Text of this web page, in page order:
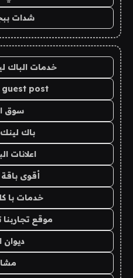
شدات
خدمات الباك
guest post مقال ضيف
سوق
باك لينك
اعلانات
أقوى
خدمات با
موقع تجاربنا
ديوان